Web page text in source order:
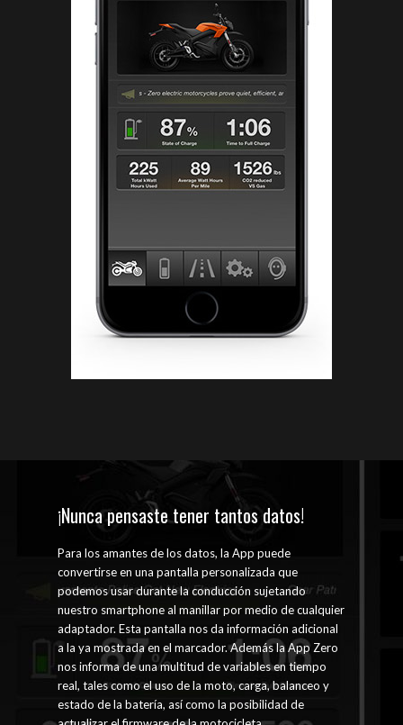
¡Nunca pensaste tener tantos datos!
Para los amantes de los datos, la App puede
convertirse en una pantalla personalizada que
podemos usar durante la conducción sujetando
nuestro smartphone al manillar por medio de cualquier
adaptador. Esta pantalla nos da información adicional
a la ya mostrada en el marcador. Además la App Zero
nos informa de una multitud de variables en tiempo
real, tales como el uso de la moto, carga, balanceo y
estado de la batería, así como la posibilidad de